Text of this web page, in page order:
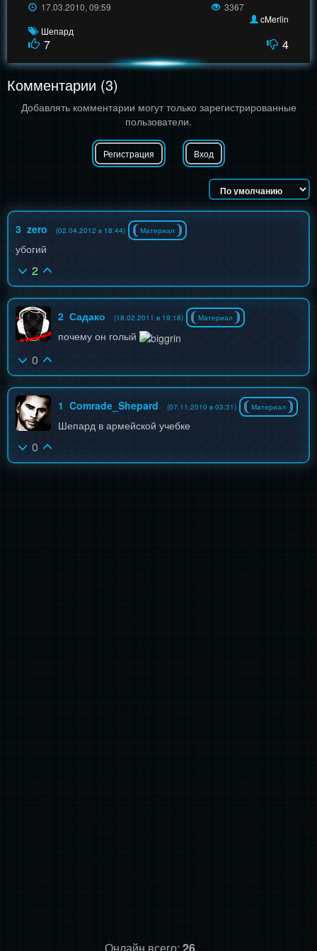
17.03.2010, 09:59
3367
cMerlin
Шепард
7 4
Комментарии (3)
Добавлять комментарии могут только зарегистрированные
пользователи.
Регистрация Вход
3 zero (02.04.2012 в 18:44) Материал
убогий
2
2 Садако (18.02.2011 в 19:18) Материал
почему он голый
0
1 Comrade_Shepard (07.11.2010 в 03:31) Материал
Шепард в армейской учебке
0